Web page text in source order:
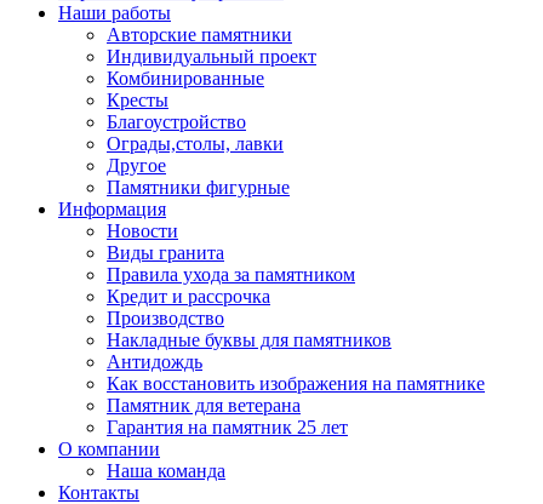
Наши работы
Авторские памятники
Индивидуальный проект
Комбинированные
Кресты
Благоустройство
Ограды,столы, лавки
Другое
Памятники фигурные
Информация
Новости
Виды гранита
Правила ухода за памятником
Кредит и рассрочка
Производство
Накладные буквы для памятников
Антидождь
Как восстановить изображения на памятнике
Памятник для ветерана
Гарантия на памятник 25 лет
О компании
Наша команда
Контакты